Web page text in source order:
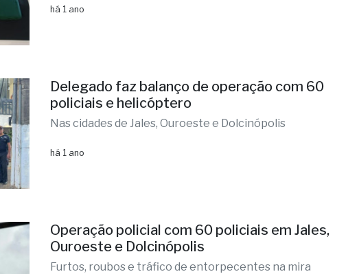
há 1 ano
Delegado faz balanço de operação com 60
policiais e helicóptero
Nas cidades de Jales, Ouroeste e Dolcinópolis
há 1 ano
Operação policial com 60 policiais em Jales,
Ouroeste e Dolcinópolis
Furtos, roubos e tráfico de entorpecentes na mira